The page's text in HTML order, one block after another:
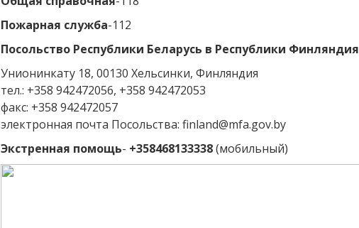
Пожарная служба-112
Посольство Республики Беларусь в Республики Финляндия
Унионинкату 18, 00130 Хельсинки, Финляндия
тел.: +358 942472056, +358 942472053
факс: +358 942472057
электронная почта Посольства: finland@mfa.gov.by
Экстренная помощь- +358468133338(мобильный)